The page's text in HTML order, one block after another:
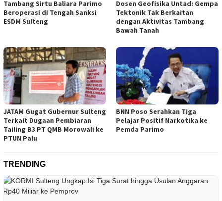
Tambang Sirtu Baliara Parimo
Beroperasi di Tengah Sanksi
ESDM Sulteng
Dosen Geofisika Untad: Gempa
Tektonik Tak Berkaitan
dengan Aktivitas Tambang
Bawah Tanah
JATAM Gugat Gubernur Sulteng
Terkait Dugaan Pembiaran
Tailing B3 PT QMB Morowali ke
PTUN Palu
BNN Poso Serahkan Tiga
Pelajar Positif Narkotika ke
Pemda Parimo
TRENDING